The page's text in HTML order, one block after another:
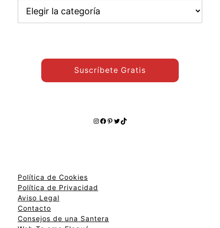
otros
Suscríbete Gratis
Instagram
Facebook
Pinterest
Twitter
TikTok
Política de Cookies
Política de Privacidad
Aviso Legal
Contacto
Consejos de una Santera